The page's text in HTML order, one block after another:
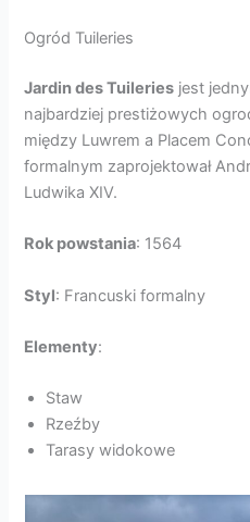
Ogród Tuileries
Jardin des Tuileries jest
najbardziej prestiżowych
między Luwrem a Placem
formalnym zaprojektował
Ludwika XIV.
Rok powstania: 1564
Styl: Francuski formalny
Elementy:
Staw
Rzeźby
Tarasy widokowe